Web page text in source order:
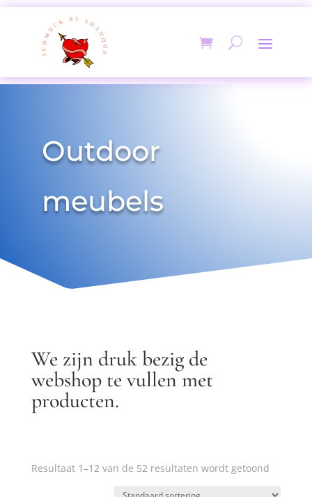
Outdoor
meubels
We zijn druk bezig de
webshop te vullen met
producten.
Resultaat 1–12 van de 52 resultaten wordt getoond